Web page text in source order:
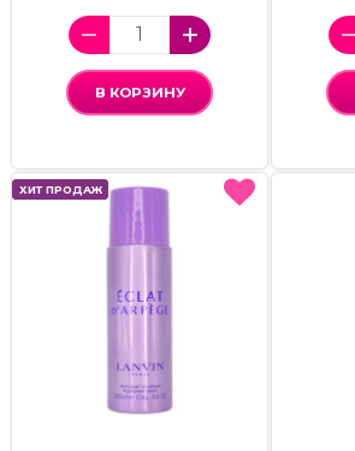
В КОРЗИНУ
ХИТ ПРОДАЖ
ХИТ ПРОДАЖ